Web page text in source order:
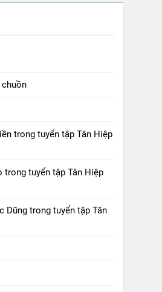
trong tuyển tập Tân Hiệp
trong tuyển tập Tân Hiệp
Dũng trong tuyển tập Tân